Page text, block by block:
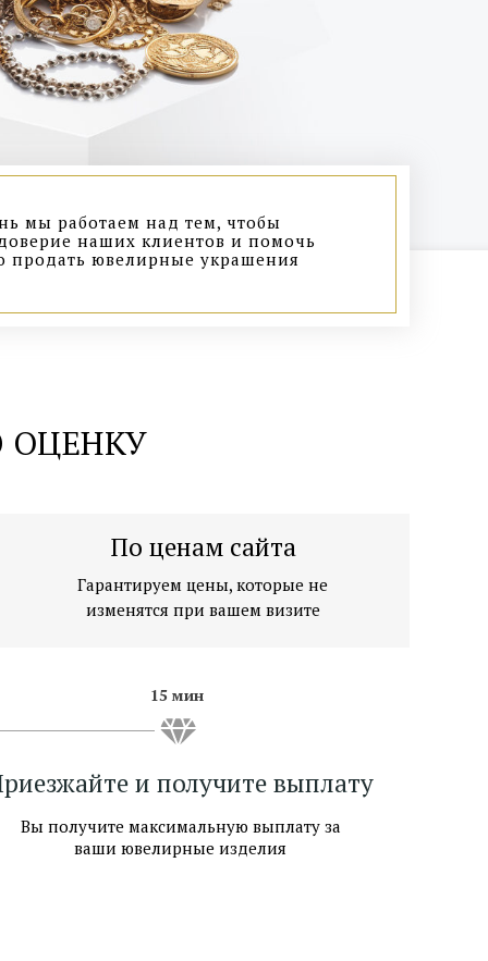
мы работаем над тем, чтобы
наших клиентов и помочь
продать ювелирные украшения
ОЦЕНКУ
По ценам сайта
Гарантируем цены, которые не
изменятся при вашем визите
Вы получите максимальную выплату за
ваши ювелирные изделия
и получите выплату
15 мин